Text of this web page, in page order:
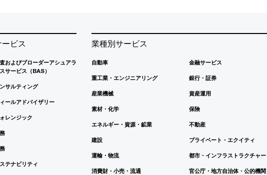
ービス
およびブローダーアシュアラ
サービス（BAS）
サルティング
ールアドバイザリー
レンジック
テナビリティ
業種別サービス
自動車
重工業・エンジニアリング
産業機械
素材・化学
エネルギー・資源・鉱業
建設
運輸・物流
消費財・小売・流通
金融サービス
銀行・証券
資産運用
保険
不動産
プライベート・エクイティ
都市・インフラストラクチャー
官公庁・地方自治体・公的機関